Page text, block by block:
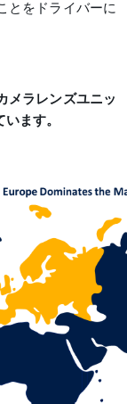
とをドライバーに
メラレンズユニッ
ます。